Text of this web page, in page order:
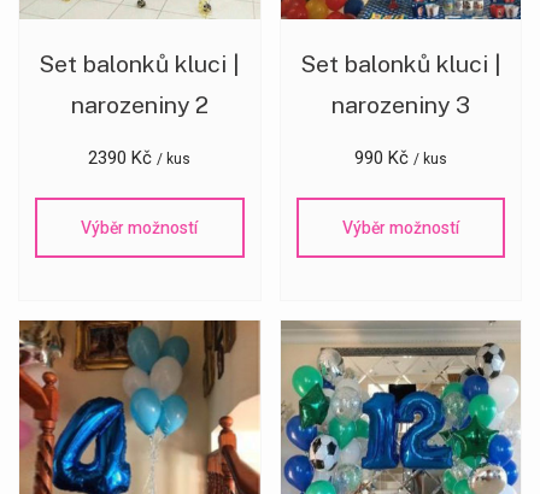
Set balonků kluci |
narozeniny 2
2390 Kč / kus
Výběr možností
Set balonků kluci |
narozeniny 3
990 Kč / kus
Výběr možností